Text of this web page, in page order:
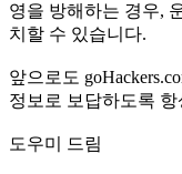
영을 방해하는 경우,
치할 수 있습니다.
앞으로도
정보로 보답하도록
도우미 드림